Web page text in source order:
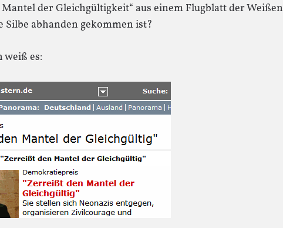
der Gleichgültigkeit“ aus einem Flugblatt der Weißen
Silbe abhanden gekommen ist?
weiß es: